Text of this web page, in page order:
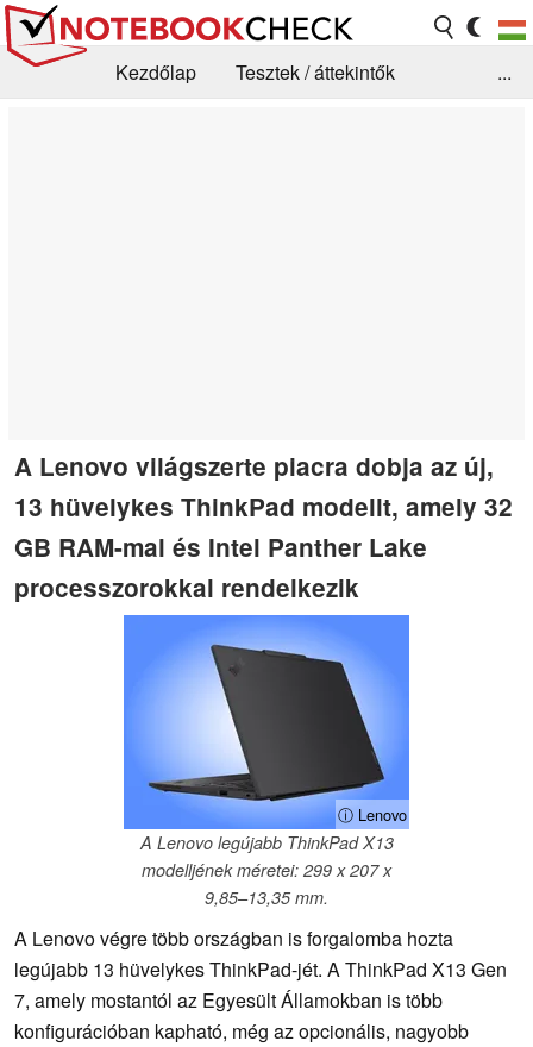
Kezdőlap
Tesztek / áttekintők
...
A Lenovo világszerte piacra dobja az új,
13 hüvelykes ThinkPad modellt, amely 32
GB RAM-mal és Intel Panther Lake
processzorokkal rendelkezik
ⓘ Lenovo
A Lenovo legújabb ThinkPad X13
modelljének méretei: 299 x 207 x
9,85–13,35 mm.
A Lenovo végre több országban is forgalomba hozta
legújabb 13 hüvelykes ThinkPad-jét. A ThinkPad X13 Gen
7, amely mostantól az Egyesült Államokban is több
konfigurációban kapható, még az opcionális, nagyobb